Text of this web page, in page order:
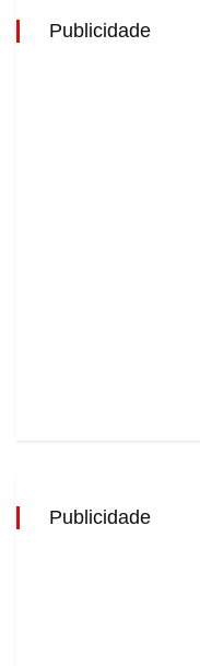
Publicidade
Publicidade